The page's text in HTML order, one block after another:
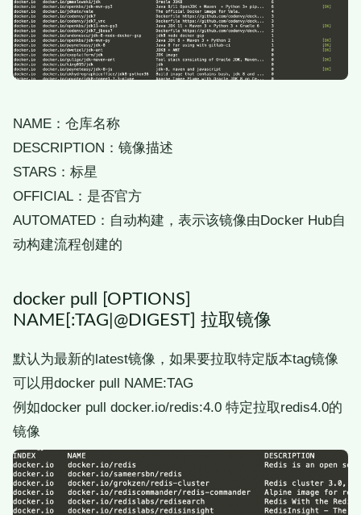
NAME：仓库名称
DESCRIPTION：镜像描述
STARS：标星
OFFICIAL：是否官方
AUTOMATED：自动构建，表示该镜像由Docker Hub自
动构建流程创建的
docker pull [OPTIONS]
NAME[:TAG|@DIGEST] 拉取镜像
默认为最新的latest镜像，如果要拉取特定版本tag镜像
可以用docker pull NAME:TAG
例如docker pull docker.io/redis:4.0 特定拉取redis4.0的
镜像